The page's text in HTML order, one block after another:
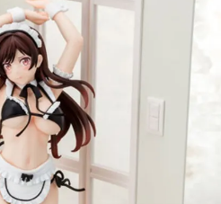
結：https://oppay.tw/userRule